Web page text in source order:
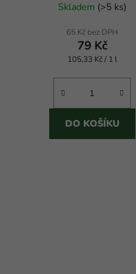
hodnocení
produktu
je
5,0
z
5
hvězdiček.
Skladem (>5 ks)
65 Kč bez DPH
79 Kč
Měrná
105,33 Kč / 1 l
DO KOŠÍKU